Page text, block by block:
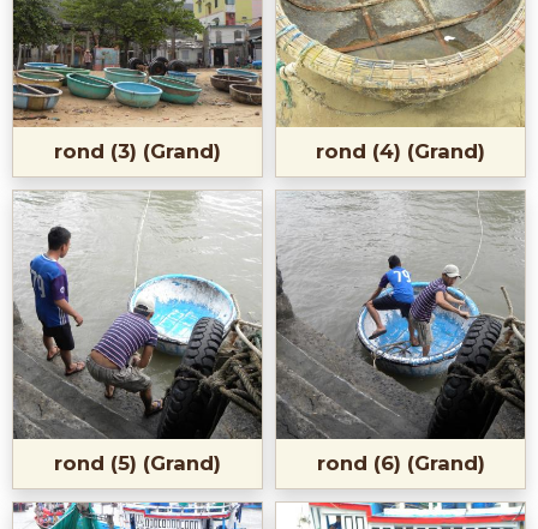
rond (3) (Grand) rond (4) (Grand)
rond (5) (Grand) rond (6) (Grand)